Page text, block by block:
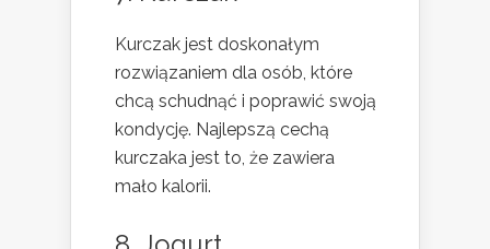
Kurczak jest doskonałym
rozwiązaniem dla osób, które
chcą schudnąć i poprawić swoją
kondycję. Najlepszą cechą
kurczaka jest to, że zawiera
mało kalorii.